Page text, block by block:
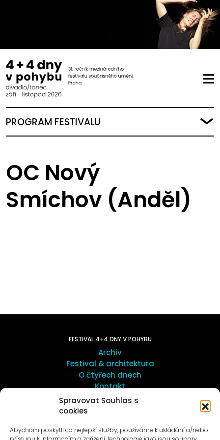
Spravovat Souhlas s
cookies
Abychom poskytli co nejlepší služby, používáme k ukládání a/nebo
PROGRAM FESTIVALU
OC Nový
Smíchov (Anděl)
FESTIVAL 4+4 DNY V POHYBU
Archiv
Festival & architektura
O čtyřech dnech
Kontakt
O umění v Motole